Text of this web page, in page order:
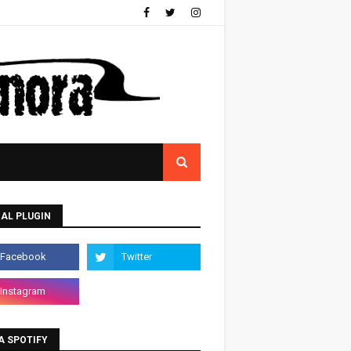
PLUGIN
SPOTIFY